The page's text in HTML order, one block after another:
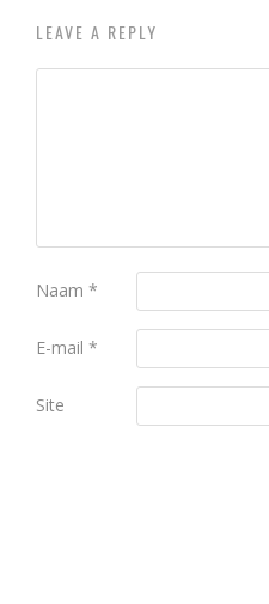
LEAVE A REPLY
Naam *
E-mail *
Site